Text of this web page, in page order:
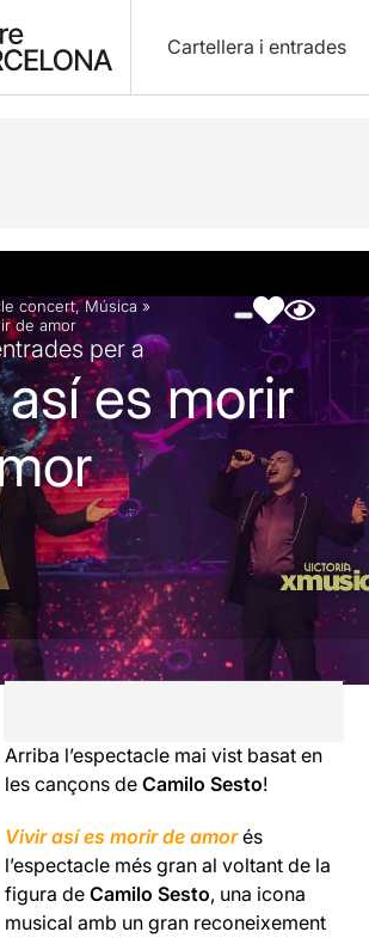
Cartellera i entrades
Fitxa artística Fotos i vídeos
concert,Música »
de amor
per a
es morir
Arriba l’espectacle mai vist basat en
les cançons de Camilo Sesto!
Vivir así es morir de amorés
l’espectacle més gran al voltant de la
figura deCamilo Sesto, una icona
musical amb un gran reconeixement